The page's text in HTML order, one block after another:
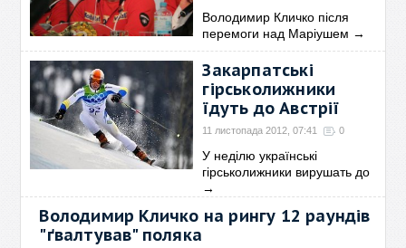
Володимир Кличко після
перемоги над Маріушем →
Закарпатські
гірськолижники
їдуть до Австрії
11 листопада 2012, 07:41 0
У неділю українські
гірськолижники вирушать до
→
Володимир Кличко на рингу 12 раундів
"ґвалтував" поляка